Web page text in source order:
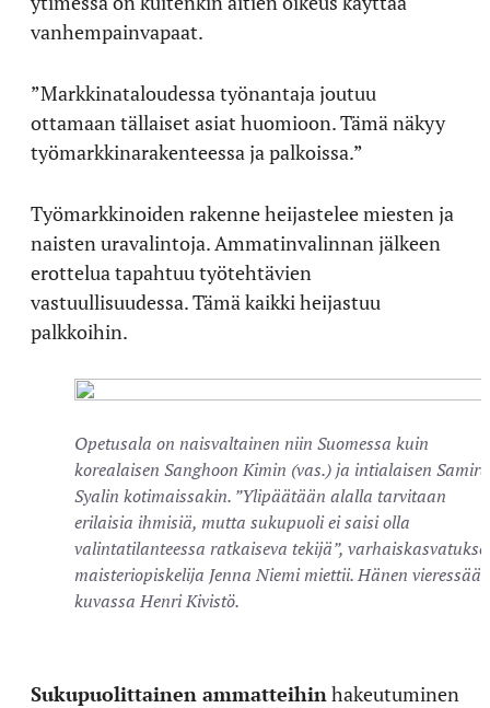
vanhempainvapaat.
”Markkinataloudessa työnantaja joutuu
ottamaan tällaiset asiat huomioon. Tämä näkyy
työmarkkinarakenteessa ja palkoissa.”
Työmarkkinoiden rakenne heijastelee miesten ja
naisten uravalintoja. Ammatinvalinnan jälkeen
erottelua tapahtuu työtehtävien
vastuullisuudessa. Tämä kaikki heijastuu
palkkoihin.
Opetusala on naisvaltainen niin Suomessa kuin
korealaisen Sanghoon Kimin (vas.) ja intialaisen Samira
Syalin kotimaissakin. ”Ylipäätään alalla tarvitaan
erilaisia ihmisiä, mutta sukupuoli ei saisi olla
valintatilanteessa ratkaiseva tekijä”,
maisteriopiskelija Jenna Niemi miettii. Hänen vieressään
kuvassa Henri Kivistö.
Sukupuolittainen ammatteihin hakeutuminen